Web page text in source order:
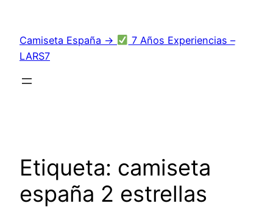
contenido
Camiseta España →
7 Años Experiencias –
LARS7
Etiqueta: camiseta
españa 2 estrellas